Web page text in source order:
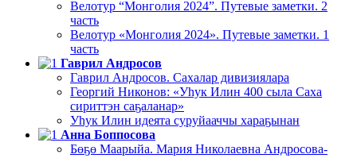
Велотур “Монголия 2024”. Путевые заметки. 2
часть
Велотур «Монголия 2024». Путевые заметки. 1
часть
Гаврил Андросов
Гаврил Андросов. Сахалар дивизиялара
Георгий Никонов: «Уһук Илин 400 сыла Саха
сириттэн саҕаланар»
Уһук Илин идеята суруйааччы хараҕынан
Анна Боппосова
Бөҕө Маарыйа. Мария Николаевна Андросова-